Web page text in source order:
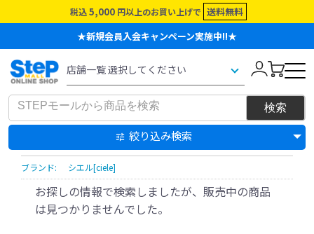
税込 5,000 円以上のお買い上げで 送料無料
★新規会員入会キャンペーン実施中!!★
絞り込み検索
ブランド: シエル[ciele]
お探しの情報で検索しましたが、販売中の商品
は見つかりませんでした。